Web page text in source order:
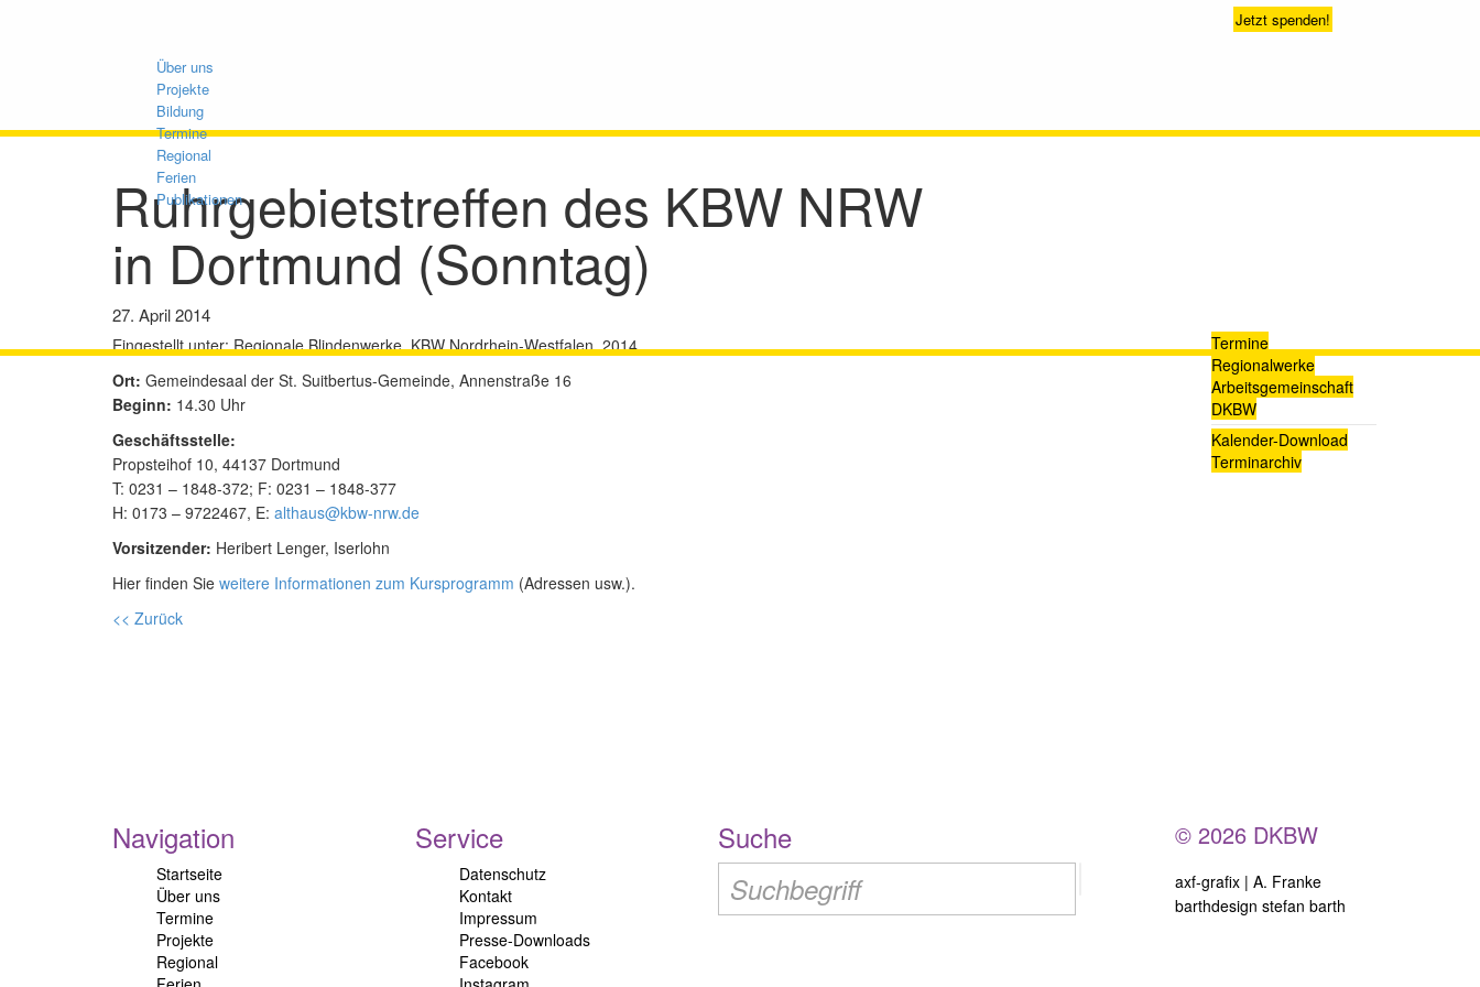
Über uns
Projekte
Bildung
Termine
Regional
Ferien
Publikationen
Jetzt spenden!
Ruhrgebietstreffen des KBW NRW
in Dortmund (Sonntag)
27. April 2014
Eingestellt unter:Regionale Blindenwerke, KBW Nordrhein-Westfalen, 2014
Ort: Gemeindesaal der St. Suitbertus-Gemeinde, Annenstraße 16
Beginn: 14.30 Uhr
Geschäftsstelle:
Propsteihof 10, 44137 Dortmund
T: 0231 – 1848-372; F: 0231 – 1848-377
H: 0173 – 9722467, E: althaus@kbw-nrw.de
Vorsitzender: Heribert Lenger, Iserlohn
Hier finden Sie weitere Informationen zum Kursprogramm (Adressen usw.).
<< Zurück
Termine
Regionalwerke
Arbeitsgemeinschaft
DKBW
Kalender-Download
Terminarchiv
Navigation
Startseite
Über uns
Termine
Projekte
Regional
Service
Datenschutz
Kontakt
Impressum
Presse-Downloads
Facebook
Suche © 2026 DKBW
axf-grafix | A. Franke
barthdesign stefan barth